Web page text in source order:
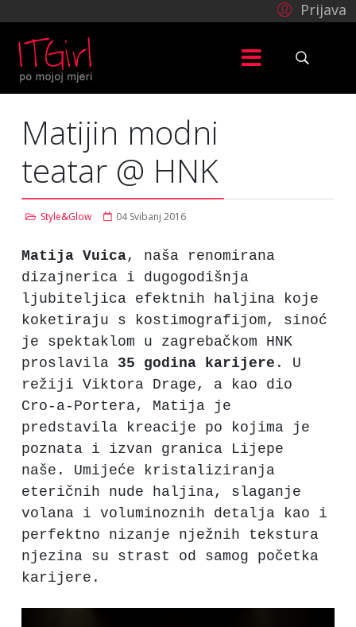
Prijava
Matijin modni
teatar @ HNK
Style&Glow 04 Svibanj 2016
Matija Vuica, naša renomirana
dizajnerica i dugogodišnja
ljubiteljica efektnih haljina koje
koketiraju s kostimografijom, sinoć
je spektaklom u zagrebačkom HNK
proslavila 35 godina karijere . U
režiji Viktora Drage, a kao dio
Cro-a-Portera, Matija je
predstavila kreacije po kojima je
poznata i izvan granica Lijepe
naše. Umijeće kristaliziranja
eteričnih nude haljina, slaganje
volana i voluminoznih detalja kao i
perfektno nizanje nježnih tekstura
njezina su strast od samog početka
karijere.